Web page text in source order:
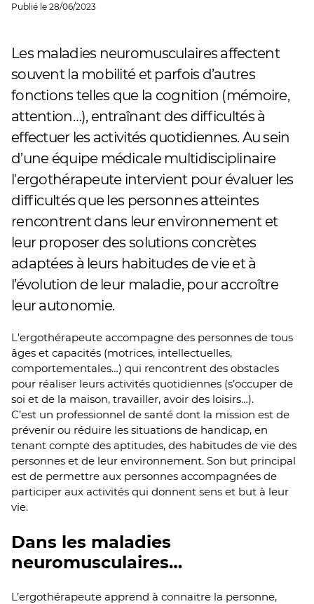
Publié le 28/06/2023
Les maladies neuromusculaires affectent
souvent la mobilité et parfois d’autres
fonctions telles que la cognition (mémoire,
attention…), entraînant des difficultés à
effectuer les activités quotidiennes. Au sein
d’une équipe médicale multidisciplinaire
l'ergothérapeute intervient pour évaluer les
difficultés que les personnes atteintes
rencontrent dans leur environnement et
leur proposer des solutions concrètes
adaptées à leurs habitudes de vie et à
l’évolution de leur maladie, pour accroître
leur autonomie.
L'ergothérapeute accompagne des personnes de tous
âges et capacités (motrices, intellectuelles,
comportementales…) qui rencontrent des obstacles
pour réaliser leurs activités quotidiennes (s’occuper de
soi et de la maison, travailler, avoir des loisirs…).
C’est un professionnel de santé dont la mission est de
prévenir ou réduire les situations de handicap, en
tenant compte des aptitudes, des habitudes de vie des
personnes et de leur environnement. Son but principal
est de permettre aux personnes accompagnées de
participer aux activités qui donnent sens et but à leur
vie.
Dans les maladies
neuromusculaires…
L’ergothérapeute apprend à connaitre la personne,